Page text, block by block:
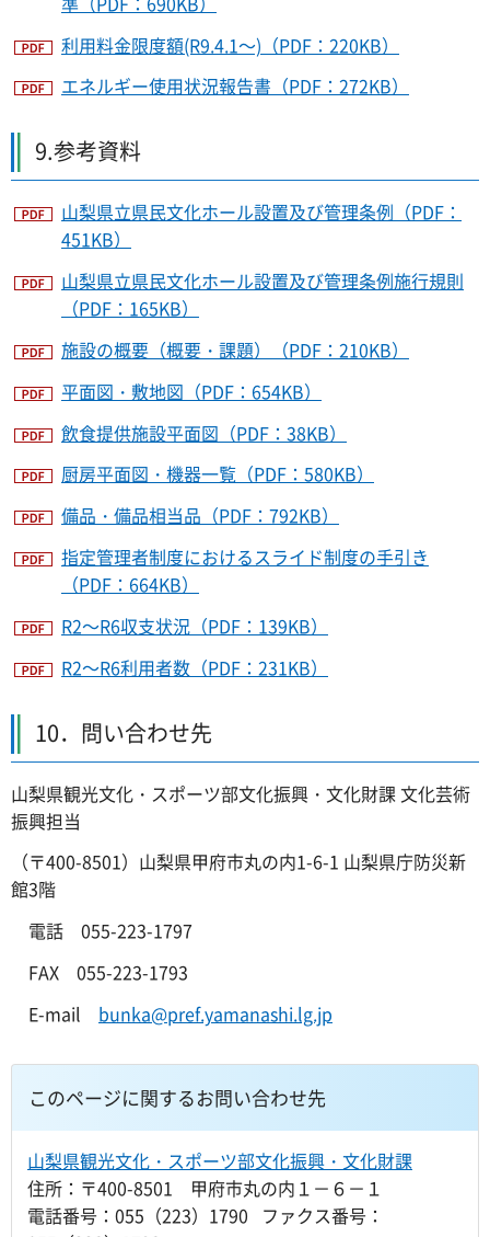
利用料金限度額(R9.4.1～)（PDF：220KB）
エネルギー使用状況報告書（PDF：272KB）
9.参考資料
山梨県立県民文化ホール設置及び管理条例（PDF：
451KB）
山梨県立県民文化ホール設置及び管理条例施行規則
（PDF：165KB）
施設の概要（概要・課題）（PDF：210KB）
平面図・敷地図（PDF：654KB）
飲食提供施設平面図（PDF：38KB）
厨房平面図・機器一覧（PDF：580KB）
備品・備品相当品（PDF：792KB）
指定管理者制度におけるスライド制度の手引き
（PDF：664KB）
R2～R6収支状況（PDF：139KB）
R2～R6利用者数（PDF：231KB）
10．問い合わせ先
山梨県観光文化・スポーツ部文化振興・文化財課 文化芸術
振興担当
（〒400-8501）山梨県甲府市丸の内1-6-1 山梨県庁防災新
館3階
電話 055-223-1797
FAX 055-223-1793
E-mail bunka@pref.yamanashi.lg.jp
このページに関するお問い合わせ先
山梨県観光文化・スポーツ部文化振興・文化財課
住所：〒400-8501 甲府市丸の内１－６－１
電話番号：055（223）1790 ファクス番号：